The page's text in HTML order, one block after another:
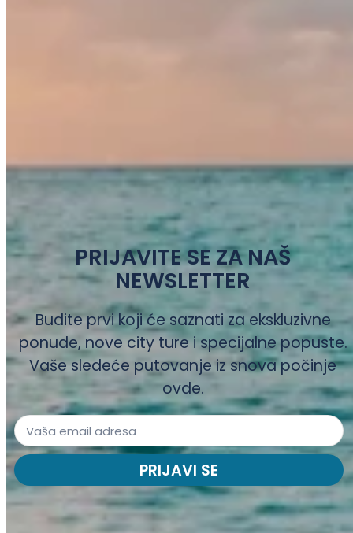
PRIJAVITE SE ZA NAŠ
NEWSLETTER
Budite prvi koji će saznati za ekskluzivne
ponude, nove city ture i specijalne popuste.
Vaše sledeće putovanje iz snova počinje
ovde.
PRIJAVI SE